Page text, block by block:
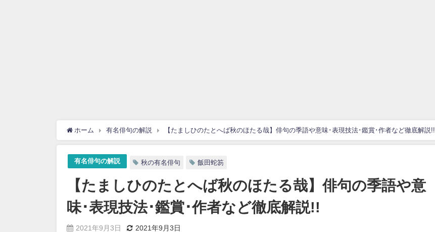
ホーム 有名俳句の解説 【たましひのたとへば秋のほたる哉】俳句の季語や意味･表現技法･鑑賞･作者など徹底解説!!
有名俳句の解説 秋の有名俳句 飯田蛇笏
【たましひのたとへば秋のほたる哉】俳句の季語や意
味･表現技法･鑑賞･作者など徹底解説!!
2021年9月3日 2021年9月3日